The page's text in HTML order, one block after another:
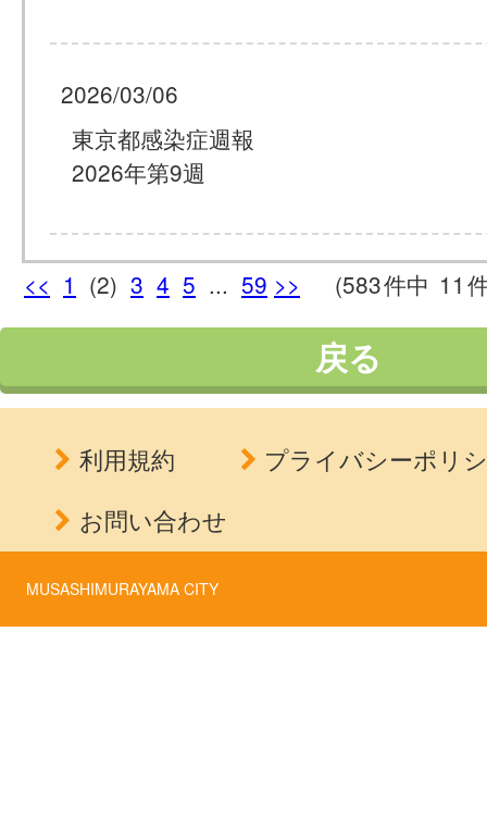
2026/03/06
東京都感染症週報
2026年第9週
<< 1 (2) 3 4 5 ... 59 >> (583件中 11
戻る
利用規約
プライバシーポリ
お問い合わせ
MUSASHIMURAYAMA CITY